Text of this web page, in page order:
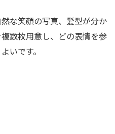
な笑顔の写真、髪型が分か
数枚用意し、どの表情を参
いです。